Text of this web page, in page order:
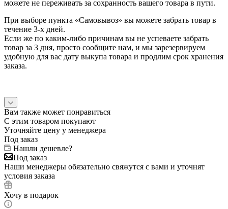
можете не переживать за сохранность вашего товара в пути.
При выборе пункта «Самовывоз» вы можете забрать товар в
течение 3-х дней.
Если же по каким-либо причинам вы не успеваете забрать
товар за 3 дня, просто сообщите нам, и мы зарезервируем
удобную для вас дату выкупа товара и продлим срок хранения
заказа.
Вам также может понравиться
С этим товаром покупают
Уточняйте цену у менеджера
Под заказ
Нашли дешевле?
Под заказ
Наши менеджеры обязательно свяжутся с вами и уточнят
условия заказа
Хочу в подарок